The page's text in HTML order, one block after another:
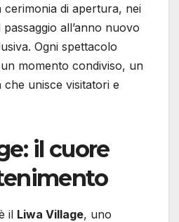
cerimonia di apertura, nei
all’anno nuovo
Ogni spettacolo
momento condiviso, un
unisce visitatori e
il cuore
il Liwa Village, uno